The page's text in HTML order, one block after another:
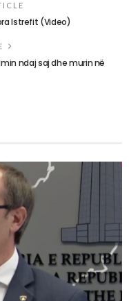
Istrefit (Video)
ndaj saj dhe murin në